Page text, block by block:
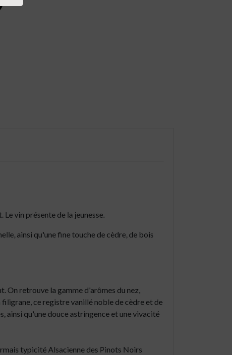
vin présente de la jeunesse.
ainsi qu'une fine touche de cèdre, de bois
On retrouve la gamme d'arômes du nez,
filigrane, ce registre vanillé noble de cèdre et de
ainsi qu'une douce astringence et une vivacité
typicité Alsacienne des Pinots Noirs